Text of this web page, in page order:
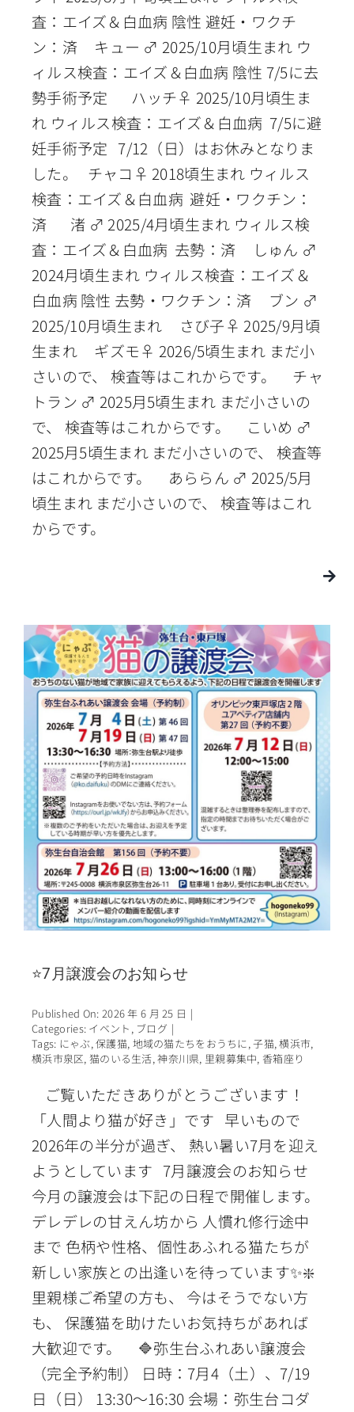
査：エイズ＆白血病 陰性 避妊・ワクチ
ン：済 キュー ♂ 2025/10月頃生まれ ウ
ィルス検査：エイズ＆白血病 陰性 7/5に去
勢手術予定 ハッチ♀ 2025/10月頃生ま
れ ウィルス検査：エイズ＆白血病 7/5に避
妊手術予定 7/12（日）はお休みとなりま
した。 チャコ♀ 2018頃生まれ ウィルス
検査：エイズ＆白血病 避妊・ワクチン：
済 渚 ♂ 2025/4月頃生まれ ウィルス検
査：エイズ＆白血病 去勢：済 しゅん ♂
2024月頃生まれ ウィルス検査：エイズ＆
白血病 陰性 去勢・ワクチン：済 ブン ♂
2025/10月頃生まれ さび子♀ 2025/9月頃
生まれ ギズモ♀ 2026/5頃生まれ まだ小
さいので、 検査等はこれからです。 チャ
トラン ♂ 2025月5頃生まれ まだ小さいの
で、 検査等はこれからです。 こいめ ♂
2025月5頃生まれ まだ小さいので、 検査等
はこれからです。 あららん ♂ 2025/5月
頃生まれ まだ小さいので、 検査等はこれ
からです。
⭐7月譲渡会のお知らせ
Published On: 2026 年 6 月 25 日 |
Categories: イベント , ブログ |
Tags: にゃぶ,保護猫, 地域の猫たちをおうちに,子猫,横浜市,
横浜市泉区, 猫のいる生活,神奈川県, 里親募集中,香箱座り
ご覧いただきありがとうございます！
「人間より猫が好き」です 早いもので
2026年の半分が過ぎ、 熱い暑い7月を迎え
ようとしています 7月譲渡会のお知らせ
今月の譲渡会は下記の日程で開催します。
デレデレの甘えん坊から 人慣れ修行途中
まで 色柄や性格、個性あふれる猫たちが
新しい家族との出逢いを待っています✨❇️
里親様ご希望の方も、 今はそうでない方
も、 保護猫を助けたいお気持ちがあれば
大歓迎です。 🔷弥生台ふれあい譲渡会
（完全予約制） 日時：7月4（土）、7/19
日（日） 13:30〜16:30 会場：弥生台コダ